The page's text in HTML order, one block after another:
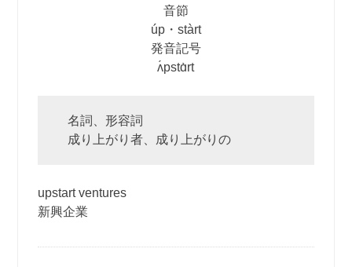
音節
úp・stàrt
発音記号
ʌ́pstɑ̀rt
名詞、形容詞
成り上がり者、成り上がりの
upstart ventures
新興企業